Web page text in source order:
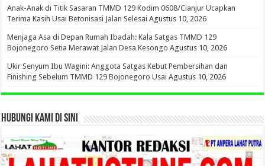
Anak-Anak di Titik Sasaran TMMD 129 Kodim 0608/Cianjur Ucapkan
Terima Kasih Usai Betonisasi Jalan Selesai Agustus 10, 2026
Menjaga Asa di Depan Rumah Ibadah: Kala Satgas TMMD 129
Bojonegoro Setia Merawat Jalan Desa Kesongo Agustus 10, 2026
Ukir Senyum Ibu Wagini: Anggota Satgas Kebut Pembersihan dan
Finishing Sebelum TMMD 129 Bojonegoro Usai Agustus 10, 2026
HUBUNGI KAMI DI SINI